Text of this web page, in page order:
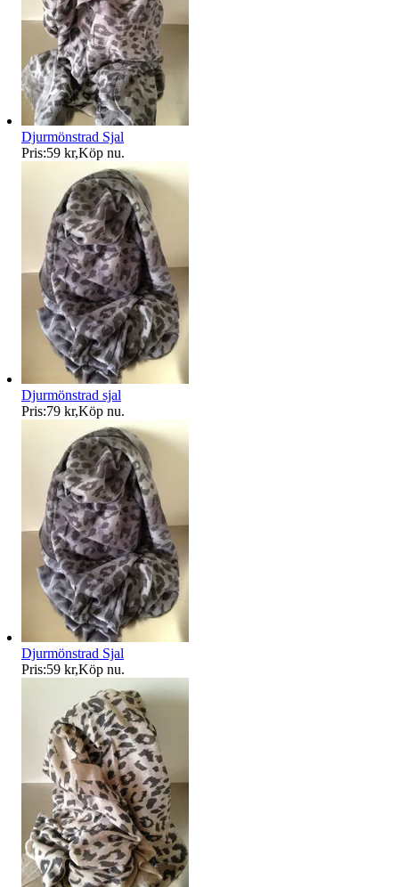
Djurmönstrad Sjal
Pris:59 kr,Köp nu.
Djurmönstrad sjal
Pris:79 kr,Köp nu.
Djurmönstrad Sjal
Pris:59 kr,Köp nu.